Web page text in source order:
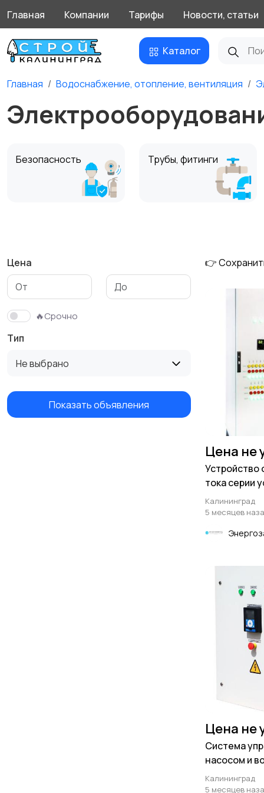
Главная Компании Тарифы Новости, статьи
Каталог
Главная Водоснабжение, отопление, вентиляция
Безопасность Трубы, фитинги
Цена
🔥Срочно
Тип
Не выбрано
Показать объявления
👉
Цена не
Устройство
тока серии
Калининград
5 месяцев
Цена не
Система
насосом и
сун до 800
Калининград
5 месяцев